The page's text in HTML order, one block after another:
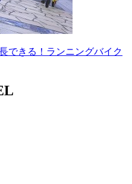
できる！ランニングバイク